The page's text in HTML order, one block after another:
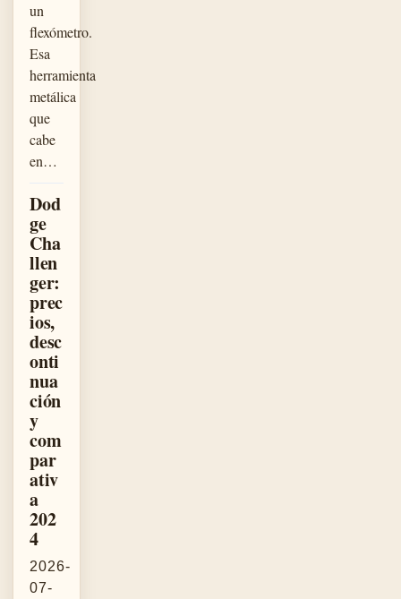
un
flexómetro.
Esa
herramienta
metálica
que
cabe
en…
Dod
ge
Cha
llen
ger:
prec
ios,
desc
onti
nua
ción
y
com
par
ativ
a
202
4
2026-
07-